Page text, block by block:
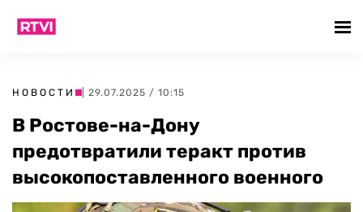
НОВОСТИ | 29.07.2025 / 10:15
В Ростове-на-Дону
предотвратили теракт против
высокопоставленного военного